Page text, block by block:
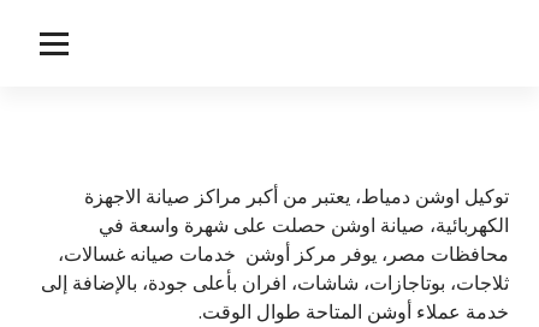
ن
توكيل اوشن
توكيل اوشن دمياط، يعتبر من أكبر مراكز صيانة الاجهزة
الكهربائية، صيانة اوشن حصلت على شهرة واسعة في
محافظات مصر، يوفر مركز أوشن خدمات صيانه غسالات،
ثلاجات، بوتاجازات، شاشات، افران بأعلى جودة، بالإضافة إلى
خدمة عملاء أوشن المتاحة طوال الوقت.